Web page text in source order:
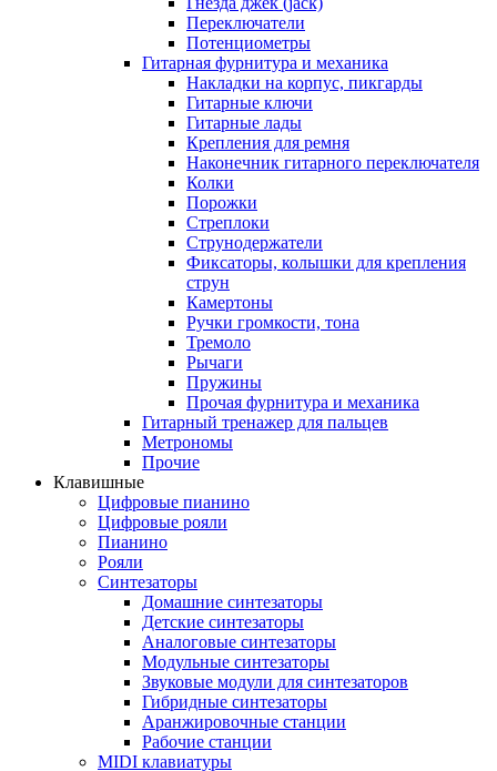
Переключатели
Потенциометры
Гитарная фурнитура и механика
Накладки на корпус, пикгарды
Гитарные ключи
Гитарные лады
Крепления для ремня
Наконечник гитарного переключателя
Колки
Порожки
Стреплоки
Струнодержатели
Фиксаторы, колышки для крепления
струн
Камертоны
Ручки громкости, тона
Тремоло
Рычаги
Пружины
Прочая фурнитура и механика
Гитарный тренажер для пальцев
Метрономы
Прочие
Клавишные
Цифровые пианино
Цифровые рояли
Пианино
Рояли
Синтезаторы
Домашние синтезаторы
Детские синтезаторы
Аналоговые синтезаторы
Модульные синтезаторы
Звуковые модули для синтезаторов
Гибридные синтезаторы
Аранжировочные станции
Рабочие станции
MIDI клавиатуры